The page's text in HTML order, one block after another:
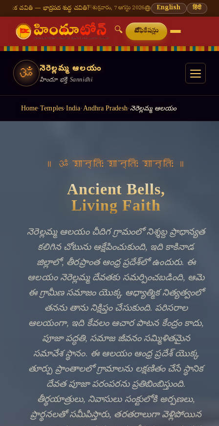
చవితి⛩ తిరుమల తిరుపతి — నేటి దర్శన సమయాలు🔔 నవరాత్రి — 9 రోజులు 9
శుక్రవారం, 7 ఆగస్టు 2026 English हिंदी
🔍
🔍
నోటిఫికేషన్లు
ॐ నెరెల్లమ్మ ఆలయం
హిందూ భక్తి Sannidhi
Home·Temples·India· Andhra Pradesh·నెరెల్లమ్మ ఆలయం
॥ वसुधैव कुटुम्बकम् ॥
Light a Lamp,
Offer a Prayer
Every wick lit, every offering made at నెరెల్లమ్మ
ఆలయం, joins a river of devotion that flows
through every heart that has ever sought refuge
in హిందూ భక్తి.
✦
VIEW AARTI TIMES
DISCOVER HERITAGE